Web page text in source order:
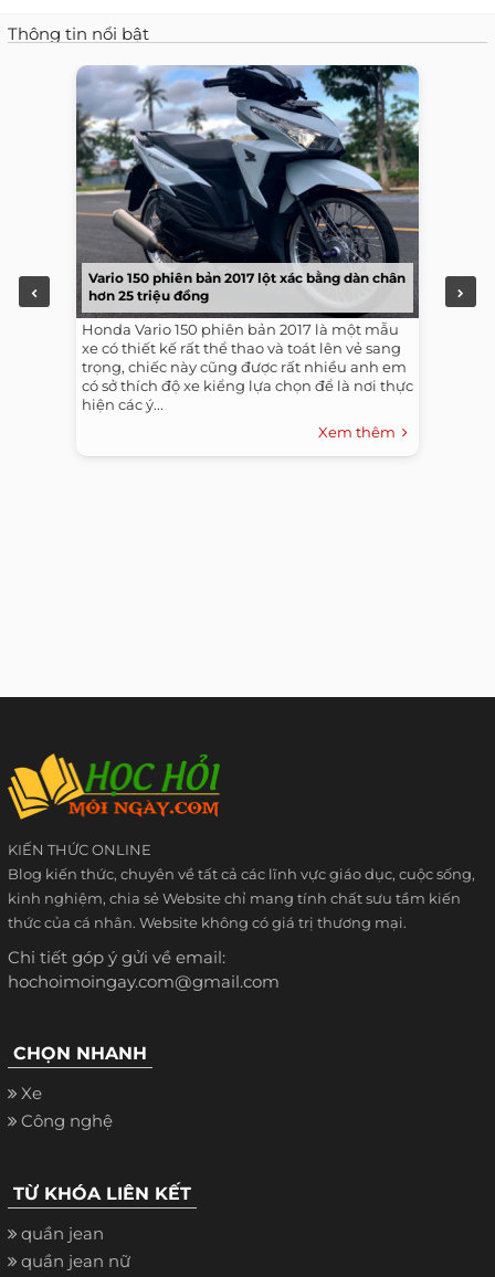
Thông tin nổi bật
Vario 150 phiên bản 2017 lột xác bằng dàn chân
hơn 25 triệu đồng
Honda Vario 150 phiên bản 2017 là một mẫu
xe có thiết kế rất thể thao và toát lên vẻ sang
trọng, chiếc này cũng được rất nhiều anh em
có sở thích độ xe kiểng lựa chọn để là nơi thực
hiện các ý...
Xem thêm
KIẾN THỨC ONLINE
Blog kiến thức, chuyên về tất cả các lĩnh vực giáo dục, cuộc sống,
kinh nghiệm, chia sẻ Website chỉ mang tính chất sưu tầm kiến
thức của cá nhân. Website không có giá trị thương mại.
Chi tiết góp ý gửi về email:
hochoimoingay.com@gmail.com
CHỌN NHANH
Xe
Công nghệ
TỪ KHÓA LIÊN KẾT
quần jean
quần jean nữ